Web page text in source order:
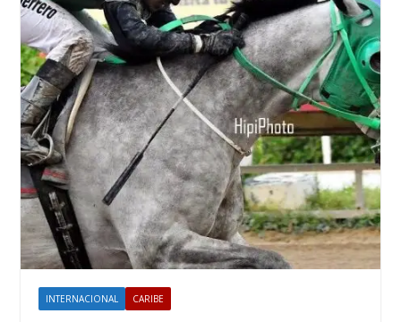
INTERNACIONAL CARIBE